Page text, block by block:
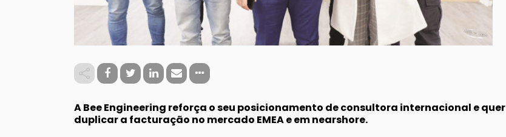
A Bee Engineering reforça o seu posicionamento de consultora internacional e quer
duplicar a facturação no mercado EMEA e em nearshore.